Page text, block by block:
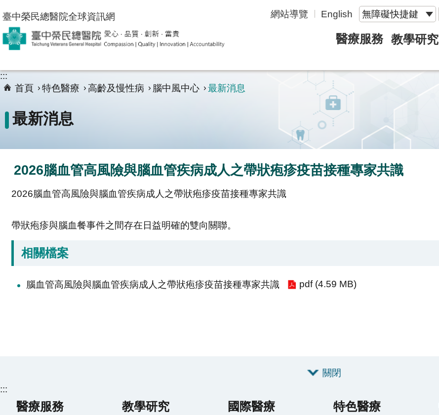
跳到主要內容區塊
臺中榮民總醫院全球資訊網 網站導覽 English 無障礙快捷鍵
醫療服務 教學研究
:::
首頁
特色醫療 高齡及慢性病 腦中風中心 最新消息
最新消息
2026腦血管高風險與腦血管疾病成人之帶狀疱疹疫苗接種專家共識
2026腦血管高風險與腦血管疾病成人之帶狀疱疹疫苗接種專家共識
帶狀疱疹與腦血餐事件之間存在日益明確的雙向關聯。
相關檔案
腦血管高風險與腦血管疾病成人之帶狀疱疹疫苗接種專家共識 pdf (4.59 MB)
關閉
:::
醫療服務 教學研究 國際醫療 特色醫療